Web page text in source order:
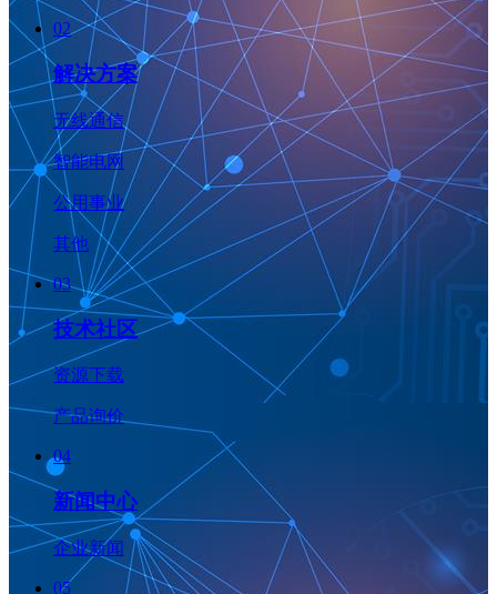
02
解决方案
无线通信
智能电网
公用事业
其他
03
技术社区
资源下载
产品询价
04
新闻中心
企业新闻
05